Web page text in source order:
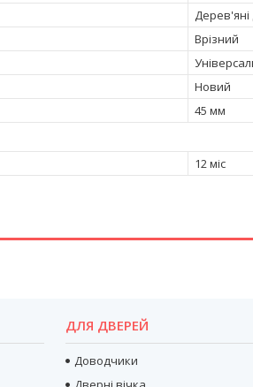
Дерев'яні
Врізний
Новий
45 мм
12 міс
ДЛЯ ДВЕРЕЙ
Доводчики